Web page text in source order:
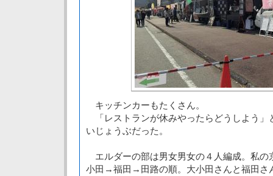
キッチンカーもたくさん。
「レストランが休みやったらどうしよう」
いじょうぶだった。
エルダーの部は男女男女の４人編成。私
小田→福田→田路の順。大小田さんと福田さ